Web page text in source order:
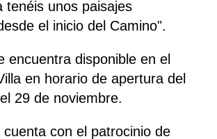
tenéis unos paisajes
el inicio del Camino".
encuentra disponible en el
en horario de apertura del
29 de noviembre.
cuenta con el patrocinio de